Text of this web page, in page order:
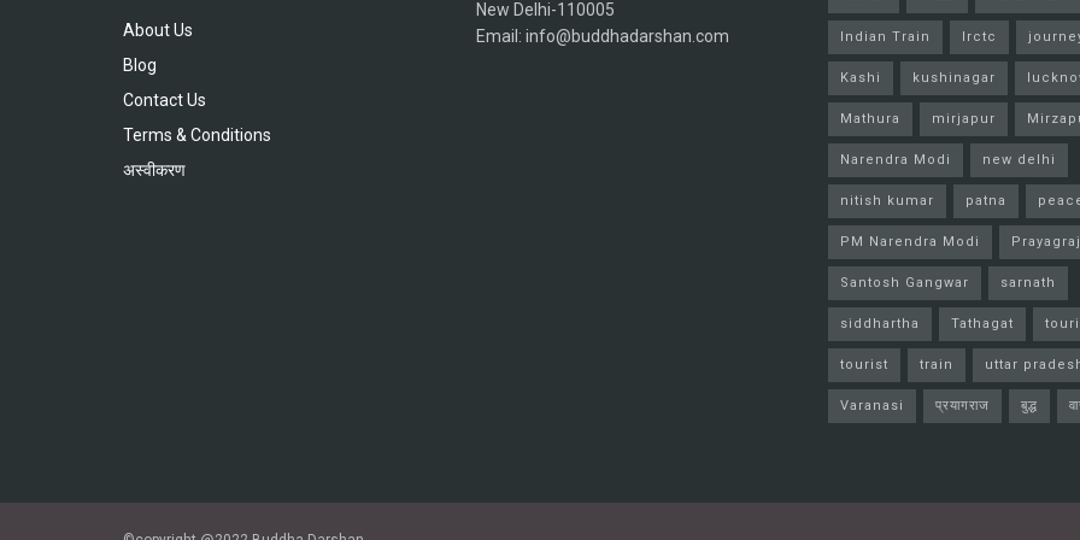
About Us
Blog
Contact Us
Terms & Conditions
अस्वीकरण
New Delhi-110005
Email: info@buddhadarshan.com
Indian Train Irctc
Kashi kushinagar
Mathura mirjapur
Narendra Modi new delhi
nitish kumar patna
PM Narendra Modi Prayagraj
Santosh Gangwar sarnath
siddhartha Tathagat
tourist train uttar
Varanasi प्रयागराज बुद्ध